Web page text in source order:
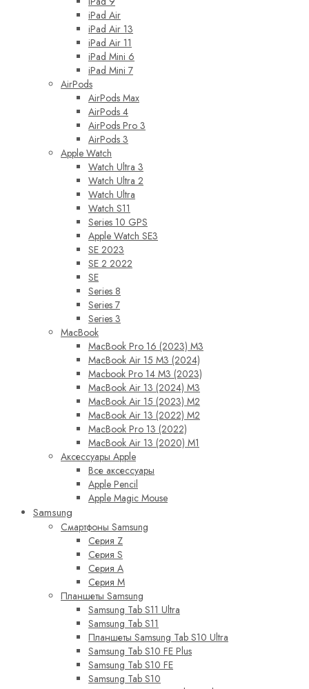
iPad Air
iPad Air 13
iPad Air 11
iPad Mini 6
iPad Mini 7
AirPods
AirPods Max
AirPods 4
AirPods Pro 3
AirPods 3
Apple Watch
Watch Ultra 3
Watch Ultra 2
Watch Ultra
Watch S11
Series 10 GPS
Apple Watch SE3
SE 2023
SE 2 2022
SE
Series 8
Series 7
Series 3
MacBook
MacBook Pro 16 (2023) M3
MacBook Air 15 M3 (2024)
Macbook Pro 14 M3 (2023)
MacBook Air 13 (2024) M3
MacBook Air 15 (2023) M2
MacBook Air 13 (2022) M2
MacBook Pro 13 (2022)
MacBook Air 13 (2020) M1
Аксессуары Apple
Все аксессуары
Apple Pencil
Apple Magic Mouse
Samsung
Смартфоны Samsung
Серия Z
Серия S
Серия A
Серия M
Планшеты Samsung
Samsung Tab S11 Ultra
Samsung Tab S11
Планшеты Samsung Tab S10 Ultra
Samsung Tab S10 FE Plus
Samsung Tab S10 FE
Samsung Tab S10